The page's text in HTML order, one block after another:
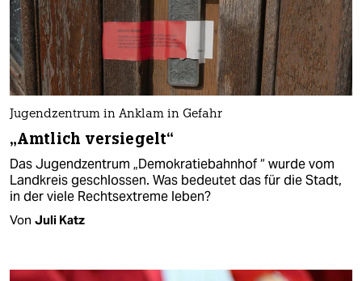
Jugendzentrum in Anklam in Gefahr
„Amtlich versiegelt“
Das Jugendzentrum „Demokratiebahnhof “ wurde vom
Landkreis geschlossen. Was bedeutet das für die Stadt,
in der viele Rechtsextreme leben?
Von Juli Katz